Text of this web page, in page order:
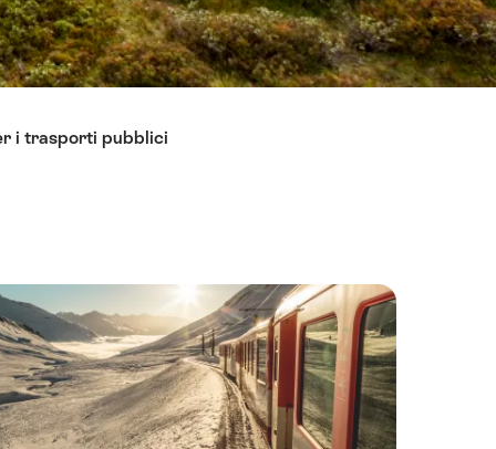
i trasporti pubblici